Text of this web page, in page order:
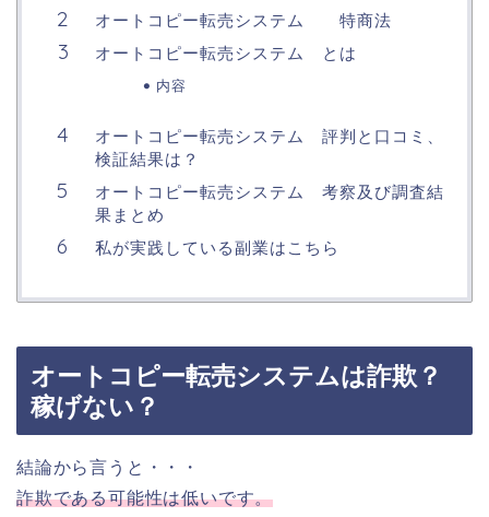
オートコピー転売システム 特商法
オートコピー転売システム とは
内容
オートコピー転売システム 評判と口コミ、
検証結果は？
オートコピー転売システム 考察及び調査結
果まとめ
私が実践している副業はこちら
オートコピー転売システムは詐欺？
稼げない？
結論から言うと・・・
詐欺である可能性は低いです。